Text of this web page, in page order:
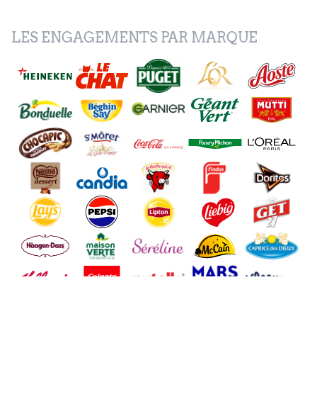
LES ENGAGEMENTS PAR MARQUE